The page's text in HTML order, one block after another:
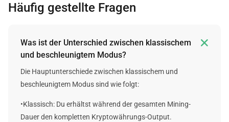
sich mit unseren
Cloud Mining-Rechner
Häufig gestellte Fragen
Was ist der Unterschied zwischen klassischem
und beschleunigtem Modus?

Die Hauptunterschiede zwischen klassischem und
beschleunigtem Modus sind wie folgt:
•Klassisch: Du erhältst während der gesamten Mining-
Dauer den kompletten Kryptowährungs-Output.